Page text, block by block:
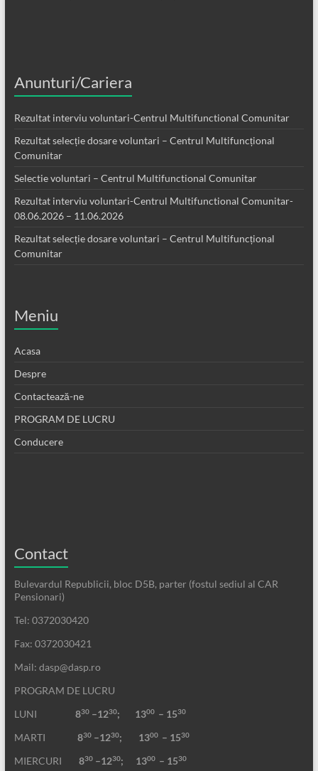
Anunturi/Cariera
Rezultat interviu voluntari-Centrul Multifunctional Comunitar
Rezultat selecție dosare voluntari – Centrul Multifuncțional
Comunitar
Selectie voluntari – Centrul Multifunctional Comunitar
Rezultat interviu voluntari-Centrul Multifunctional Comunitar-
08.06.2026 – 11.06.2026
Rezultat selecție dosare voluntari – Centrul Multifuncțional
Comunitar
Meniu
Acasa
Despre
Contactează-ne
PROGRAM DE LUCRU
Conducere
Contact
Bulevardul Republicii, bloc D5B, parter (fostul sediul al CAR
Pensionari)
Tel: 0372030420
Fax: 0372030421
Mail: dasp@dasp.ro
PROGRAM DE LUCRU
LUNI
830–1230; 1300 – 1530
MARTI 830–1230; 1300 – 1530
MIERCURI 830–1230; 1300 – 1530